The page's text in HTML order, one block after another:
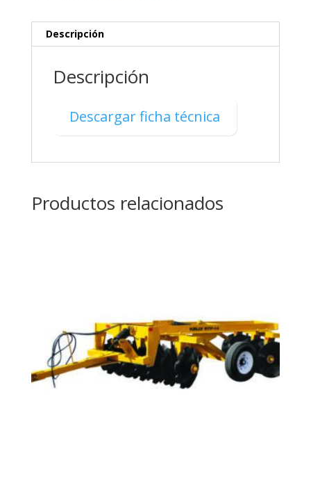
Descripción
Descripción
Descargar ficha técnica
Productos relacionados